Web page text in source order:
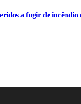
a fugir de incêndio